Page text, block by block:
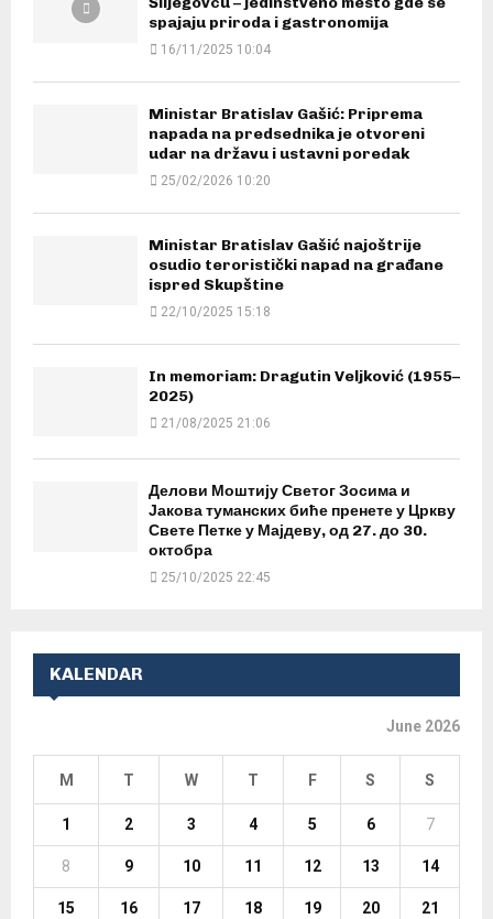
spajaju priroda i gastronomija
16/11/2025 10:04
Ministar Bratislav Gašić: Priprema
napada na predsednika je otvoreni
udar na državu i ustavni poredak
25/02/2026 10:20
Ministar Bratislav Gašić najoštrije
osudio teroristički napad na građane
ispred Skupštine
22/10/2025 15:18
In memoriam: Dragutin Veljković (1955–
2025)
21/08/2025 21:06
Делови Моштију Светог Зосима и
Јакова туманских биће пренете у Цркву
Свете Петке у Мајдеву, од 27. до 30.
октобра
25/10/2025 22:45
KALENDAR
June 2026
M T W T F S S
1 2 3 4 5 6 7
8 9 10 11 12 13 14
15 16 17 18 19 20 21